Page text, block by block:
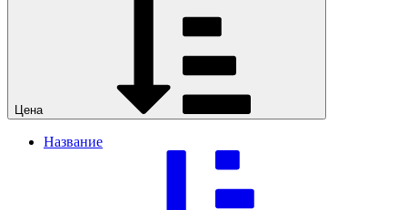
Цена
Название